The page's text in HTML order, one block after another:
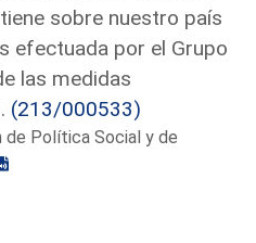
sobre nuestro país
efectuada por el Grupo
las medidas
(213/000533)
de Política Social y de